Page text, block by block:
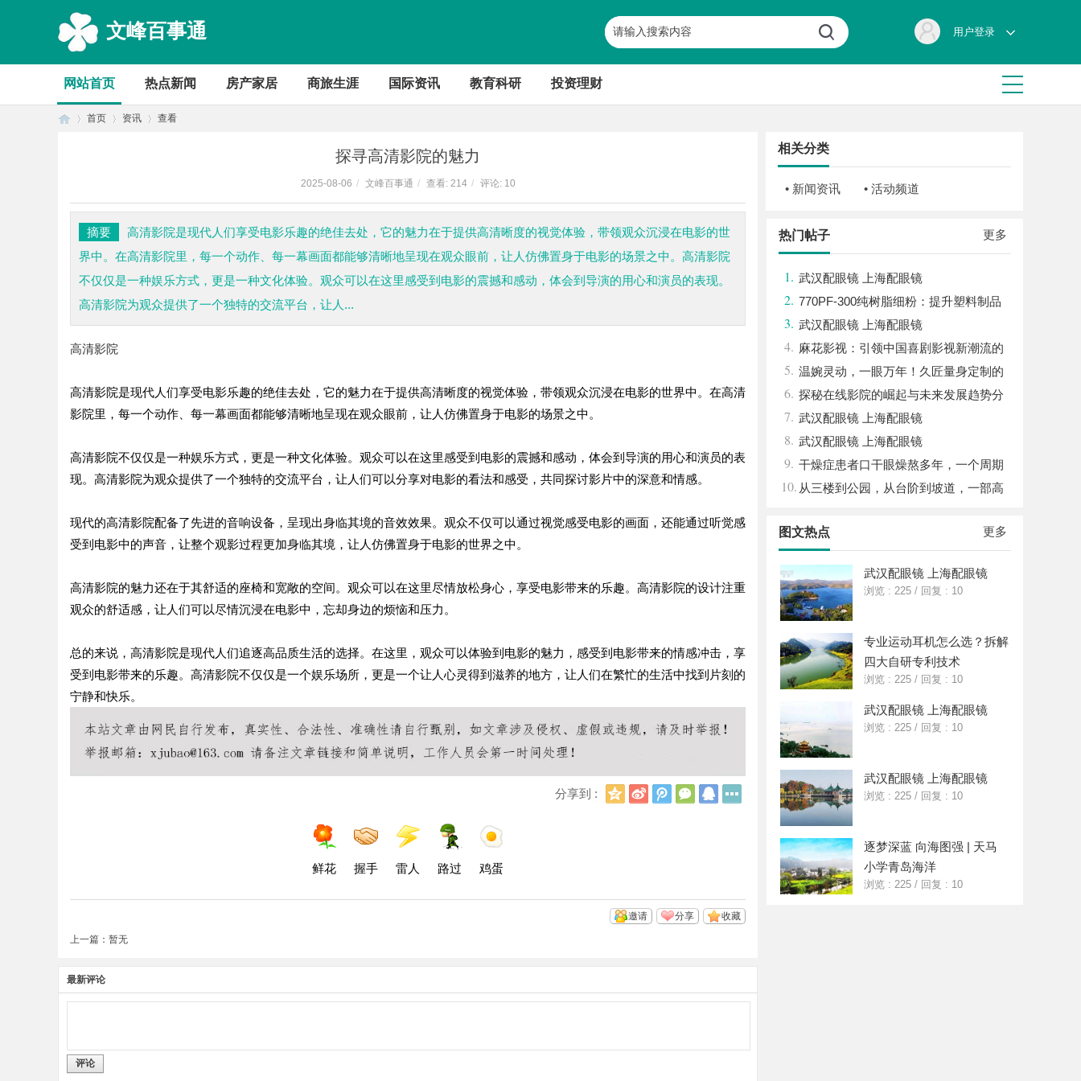
文峰百事通 用户登录
网站首页 热点新闻 房产家居 商旅生涯 国际资讯 教育科研 投资理财
首页 资讯 查看
探寻高清影院的魅力
2025-08-06 / 文峰百事通 / 查看: 214 / 评论: 10
摘要
高清影院是现代人们享受电影乐趣的绝佳去处，它的魅力在于提供高清晰度的视觉体验，带领观众沉浸在电影的世
界中。在高清影院里，每一个动作、每一幕画面都能够清晰地呈现在观众眼前，让人仿佛置身于电影的场景之中。高清影院
不仅仅是一种娱乐方式，更是一种文化体验。观众可以在这里感受到电影的震撼和感动，体会到导演的用心和演员的表现。
高清影院为观众提供了一个独特的交流平台，让人...
高清影院
高清影院是现代人们享受电影乐趣的绝佳去处，它的魅力在于提供高清晰度的视觉体验，带领观众沉浸在电影的世界中。在高清
影院里，每一个动作、每一幕画面都能够清晰地呈现在观众眼前，让人仿佛置身于电影的场景之中。
高清影院不仅仅是一种娱乐方式，更是一种文化体验。观众可以在这里感受到电影的震撼和感动，体会到导演的用心和演员的表
现。高清影院为观众提供了一个独特的交流平台，让人们可以分享对电影的看法和感受，共同探讨影片中的深意和情感。
现代的高清影院配备了先进的音响设备，呈现出身临其境的音效效果。观众不仅可以通过视觉感受电影的画面，还能通过听觉感
受到电影中的声音，让整个观影过程更加身临其境，让人仿佛置身于电影的世界之中。
高清影院的魅力还在于其舒适的座椅和宽敞的空间。观众可以在这里尽情放松身心，享受电影带来的乐趣。高清影院的设计注重
观众的舒适感，让人们可以尽情沉浸在电影中，忘却身边的烦恼和压力。
总的来说，高清影院是现代人们追逐高品质生活的选择。在这里，观众可以体验到电影的魅力，感受到电影带来的情感冲击，享
受到电影带来的乐趣。高清影院不仅仅是一个娱乐场所，更是一个让人心灵得到滋养的地方，让人们在繁忙的生活中找到片刻的
宁静和快乐。
分享到 :
Q
新
浪
腾
讯
微
信
Q
鲜花 握手 雷人 路过 鸡蛋
收藏
分享
邀请
上一篇：暂无
最新评论
评论
相关分类
• 新闻资讯 • 活动频道
更多
热门帖子
1. 武汉配眼镜 上海配眼镜
2. 770PF-300纯树脂细粉：提升塑料制品
性能的新选择
3. 武汉配眼镜 上海配眼镜
4. 麻花影视：引领中国喜剧影视新潮流的
创新力量
5. 温婉灵动，一眼万年！久匠量身定制的
眉眼唇，才是你整张脸的点睛之笔！淡颜系
女生的气质加分项
6. 探秘在线影院的崛起与未来发展趋势分
析
7. 武汉配眼镜 上海配眼镜
8. 武汉配眼镜 上海配眼镜
9. 干燥症患者口干眼燥熬多年，一个周期
缓过来？老中医：一张辨证方对症，身体找
10. 从三楼到公园，从台阶到坡道，一部高
更多
图文热点
武汉配眼镜 上海配眼镜
浏览 : 225 / 回复 : 10
专业运动耳机怎么选？拆解
四大自研专利技术
浏览 : 225 / 回复 : 10
武汉配眼镜 上海配眼镜
浏览 : 225 / 回复 : 10
武汉配眼镜 上海配眼镜
浏览 : 225 / 回复 : 10
逐梦深蓝 向海图强 | 天马
小学青岛海洋
浏览 : 225 / 回复 : 10